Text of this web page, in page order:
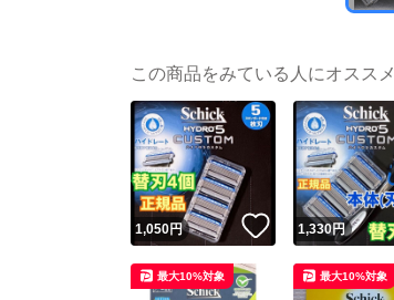
この商品をみている人にオススメ
1,050円 いいね！
1,330円
最大10%対象 最大10%対象